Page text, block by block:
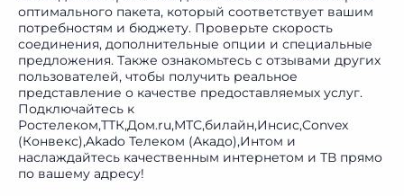
оптимального пакета, который соответствует вашим
потребностям и бюджету. Проверьте скорость
соединения, дополнительные опции и специальные
предложения. Также ознакомьтесь с отзывами других
пользователей, чтобы получить реальное
представление о качестве предоставляемых услуг.
Подключайтесь к
Ростелеком,ТТК,Дом.ru,МТС,билайн,Инсис,Convex
(Конвекс),Akado Телеком (Акадо),Интом и
наслаждайтесь качественным интернетом и ТВ прямо
по вашему адресу!